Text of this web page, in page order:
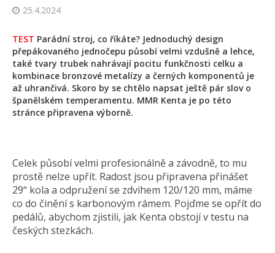
25.4.2024
TEST Parádní stroj, co říkáte? Jednoduchý design
přepákovaného jednočepu působí velmi vzdušně a lehce,
také tvary trubek nahrávají pocitu funkčnosti celku a
kombinace bronzové metalízy a černých komponentů je
až uhrančivá. Skoro by se chtělo napsat ještě pár slov o
španělském temperamentu. MMR Kenta je po této
stránce připravena výborně.
Celek působí velmi profesionálně a závodně, to mu
prostě nelze upřít. Radost jsou připravena přinášet
29“ kola a odpružení se zdvihem 120/120 mm, máme
co do činění s karbonovým rámem. Pojďme se opřít do
pedálů, abychom zjistili, jak Kenta obstojí v testu na
českých stezkách.